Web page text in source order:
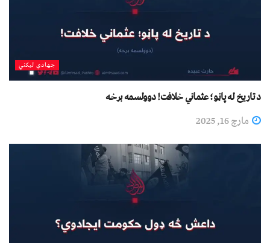
جهادي لیکني
د تاریخ له پاڼو؛ عثماني خلافت! دوولسمه برخه
مارچ 16, 2025